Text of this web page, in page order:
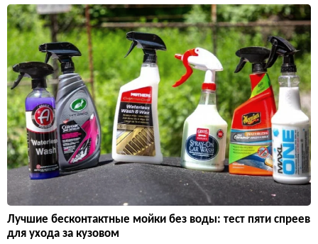
Лучшие бесконтактные мойки без воды: тест пяти спреев
для ухода за кузовом